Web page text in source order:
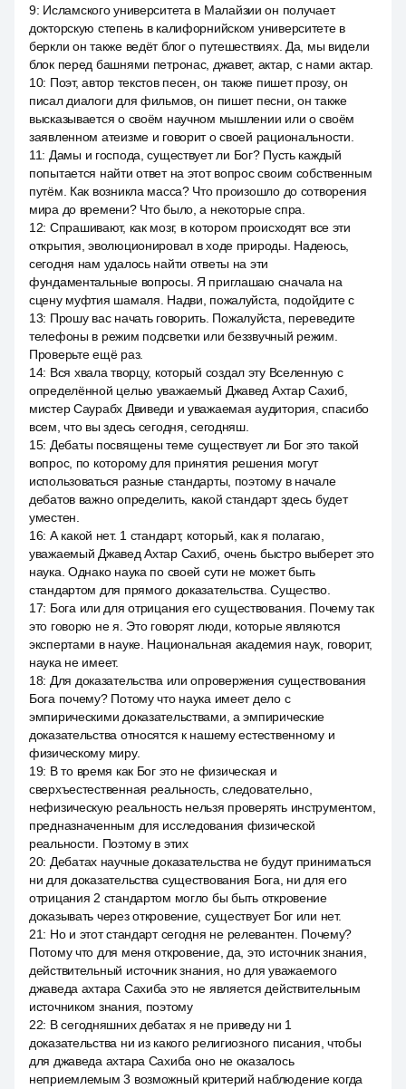
9: Исламского университета в Малайзии он получает
докторскую степень в калифорнийском университете в
беркли он также ведёт блог о путешествиях. Да, мы видели
блок перед башнями петронас, джавет, актар, с нами актар.
10: Поэт, автор текстов песен, он также пишет прозу, он
писал диалоги для фильмов, он пишет песни, он также
высказывается о своём научном мышлении или о своём
заявленном атеизме и говорит о своей рациональности.
11: Дамы и господа, существует ли Бог? Пусть каждый
попытается найти ответ на этот вопрос своим собственным
путём. Как возникла масса? Что произошло до сотворения
мира до времени? Что было, а некоторые спра.
12: Спрашивают, как мозг, в котором происходят все эти
открытия, эволюционировал в ходе природы. Надеюсь,
сегодня нам удалось найти ответы на эти
фундаментальные вопросы. Я приглашаю сначала на
сцену муфтия шамаля. Надви, пожалуйста, подойдите с
13: Прошу вас начать говорить. Пожалуйста, переведите
телефоны в режим подсветки или беззвучный режим.
Проверьте ещё раз.
14: Вся хвала творцу, который создал эту Вселенную с
определённой целью уважаемый Джавед Ахтар Сахиб,
мистер Саурабх Двиведи и уважаемая аудитория, спасибо
всем, что вы здесь сегодня, сегодняш.
15: Дебаты посвящены теме существует ли Бог это такой
вопрос, по которому для принятия решения могут
использоваться разные стандарты, поэтому в начале
дебатов важно определить, какой стандарт здесь будет
уместен.
16: А какой нет. 1 стандарт, который, как я полагаю,
уважаемый Джавед Ахтар Сахиб, очень быстро выберет это
наука. Однако наука по своей сути не может быть
стандартом для прямого доказательства. Существо.
17: Бога или для отрицания его существования. Почему так
это говорю не я. Это говорят люди, которые являются
экспертами в науке. Национальная академия наук, говорит,
наука не имеет.
18: Для доказательства или опровержения существования
Бога почему? Потому что наука имеет дело с
эмпирическими доказательствами, а эмпирические
доказательства относятся к нашему естественному и
физическому миру.
19: В то время как Бог это не физическая и
сверхъестественная реальность, следовательно,
нефизическую реальность нельзя проверять инструментом,
предназначенным для исследования физической
реальности. Поэтому в этих
20: Дебатах научные доказательства не будут приниматься
ни для доказательства существования Бога, ни для его
отрицания 2 стандартом могло бы быть откровение
доказывать через откровение, существует Бог или нет.
21: Но и этот стандарт сегодня не релевантен. Почему?
Потому что для меня откровение, да, это источник знания,
действительный источник знания, но для уважаемого
джаведа ахтара Сахиба это не является действительным
источником знания, поэтому
22: В сегодняшних дебатах я не приведу ни 1
доказательства ни из какого религиозного писания, чтобы
для джаведа ахтара Сахиба оно не оказалось
неприемлемым 3 возможный критерий наблюдение когда